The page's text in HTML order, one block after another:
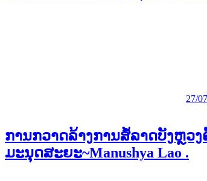
27/
ການກວາດລ້າງການສໍ້ລາດບັງຫຼວ
ມະນຸດສະຍະ~Manushya Lao .